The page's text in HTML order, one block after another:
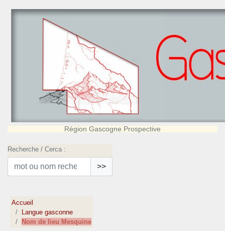
Région Gascogne Prospective
Recherche / Cerca :
>>
Accueil
Langue gasconne
Nom de lieu Mesquine